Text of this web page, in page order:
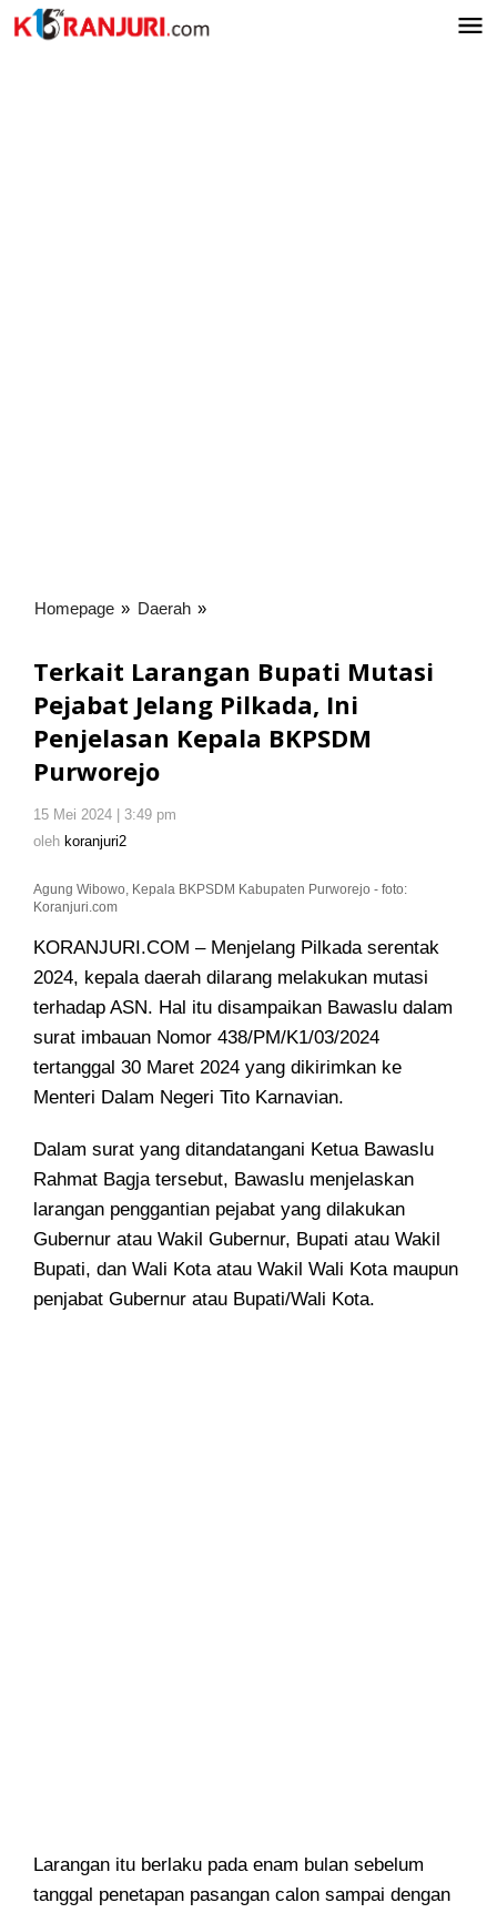
Lewati
ke
Homepage » Daerah »
Mutasi
Pejabat
Jelang
Pilkada,
Terkait Larangan Bupati Mutasi
Pejabat Jelang Pilkada, Ini
Penjelasan Kepala BKPSDM
Purworejo
15 Mei 2024 | 3:49 pm
oleh koranjuri2
Agung Wibowo, Kepala BKPSDM Kabupaten Purworejo - foto:
Koranjuri.com
KORANJURI.COM – Menjelang Pilkada serentak
2024, kepala daerah dilarang melakukan mutasi
terhadap ASN. Hal itu disampaikan Bawaslu dalam
surat imbauan Nomor 438/PM/K1/03/2024
tertanggal 30 Maret 2024 yang dikirimkan ke
Menteri Dalam Negeri Tito Karnavian.
Dalam surat yang ditandatangani Ketua Bawaslu
Rahmat Bagja tersebut, Bawaslu menjelaskan
larangan penggantian pejabat yang dilakukan
Gubernur atau Wakil Gubernur, Bupati atau Wakil
Bupati, dan Wali Kota atau Wakil Wali Kota maupun
penjabat Gubernur atau Bupati/Wali Kota.
Larangan itu berlaku pada enam bulan sebelum
tanggal penetapan pasangan calon sampai dengan